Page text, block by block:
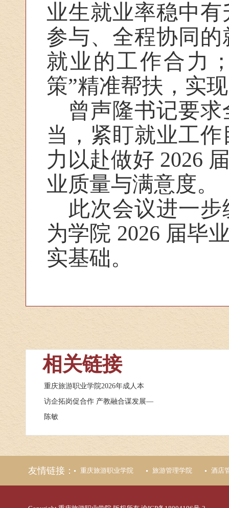
业生就业率稳中
参与、全程协同
就业的工作合力
策”精准帮扶，实
曾声隆书记要
当，紧盯就业工
力以赴做好 2026
业质量与满意度。
此次会议进一
为学院 2026 届毕
实基础。
相关链接
重庆旅游职业学院2026年成人本
访企拓岗促合作 产教融合谋发展—
陈敏
友情链接： 重庆旅游职业学院 旅游管理学院 酒店